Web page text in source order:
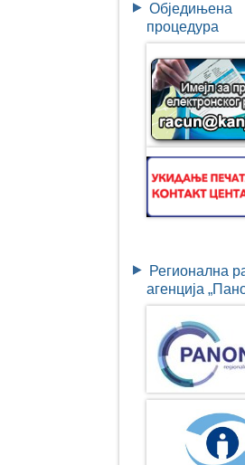
Обједињена
процедура
Регионална
агенција